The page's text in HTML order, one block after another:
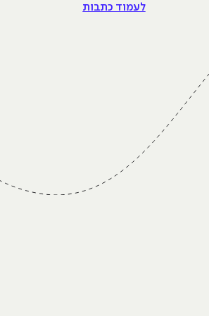
לעמוד כתבות